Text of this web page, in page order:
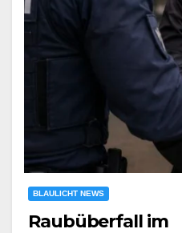
BLAULICHT NEWS
Raubüberfall im